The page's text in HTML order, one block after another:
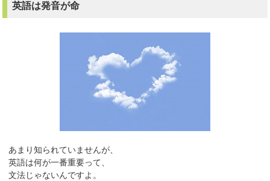
英語は発音が命
あまり知られていませんが、
英語は何が一番重要って、
文法じゃないんですよ。